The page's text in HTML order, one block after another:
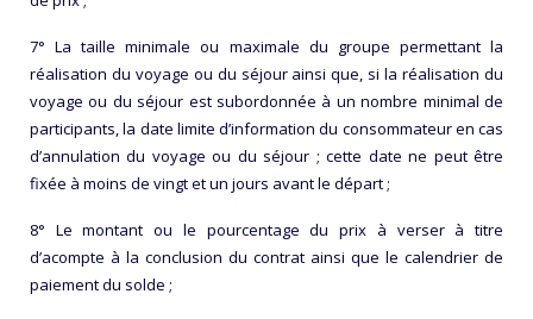
7° La taille minimale ou maximale du groupe permettant la
réalisation du voyage ou du séjour ainsi que, si la réalisation du
voyage ou du séjour est subordonnée à un nombre minimal de
participants, la date limite d’information du consommateur en cas
d’annulation du voyage ou du séjour ; cette date ne peut être
fixée à moins de vingt et un jours avant le départ ;
8° Le montant ou le pourcentage du prix à verser à titre
d’acompte à la conclusion du contrat ainsi que le calendrier de
paiement du solde ;